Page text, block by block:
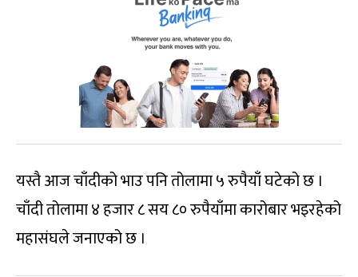
यस्तै आज चाँदीको भाउ पनि तोलामा ५ रुपैयाँ घटेको छ ।
चाँदी तोलामा ४ हजार ८ सय ८० रुपैयाँमा कारोबार भइरहेको
महासंघले जनाएको छ ।